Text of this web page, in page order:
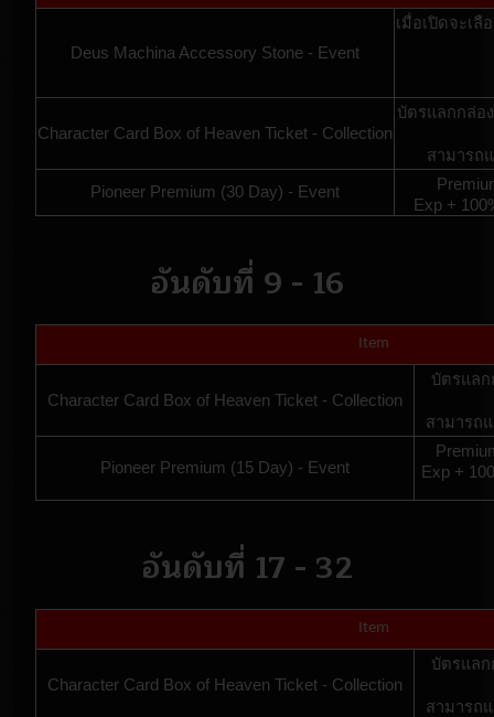
Deus Machina Accessory Stone - Event
เมื่อเปิดจะเลื
Character Card Box of Heaven Ticket - Collection
บัตรแลกกล่อ
สามารถ
Pioneer Premium (30 Day) - Event
Exp +
อันดับที่ 9 - 16
Item
Character Card Box of Heaven Ticket - Collection
บัตรแลก
สามารถ
Pioneer Premium (15 Day) - Event
Exp +
อันดับที่ 17 - 32
Item
Character Card Box of Heaven Ticket - Collection
บัตรแลก
สามารถ